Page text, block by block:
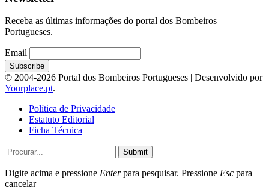
Receba as últimas informações do portal dos Bombeiros
Portugueses.
Email
© 2004-2026 Portal dos Bombeiros Portugueses | Desenvolvido por
Yourplace.pt.
Política de Privacidade
Estatuto Editorial
Ficha Técnica
Submit
Digite acima e pressione Enterpara pesquisar. Pressione Esc para
cancelar